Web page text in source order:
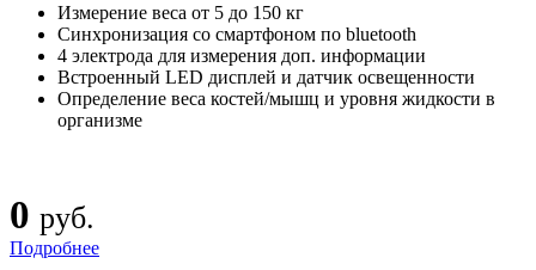
Измерение веса от 5 до 150 кг
Синхронизация со смартфоном по bluetooth
4 электрода для измерения доп. информации
Встроенный LED дисплей и датчик освещенности
Определение веса костей/мышц и уровня жидкости в
организме
0 руб.
Подробнее